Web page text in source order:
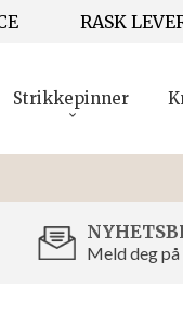
RASK
Strikkepinner
Meld deg på